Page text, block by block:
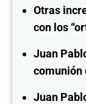
Otras
con los
Juan
comunión
Juan